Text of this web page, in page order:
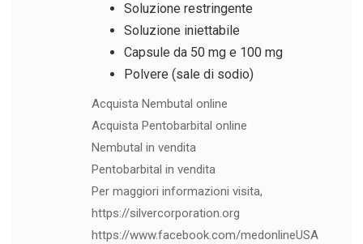
Soluzione restringente
Soluzione iniettabile
Capsule da 50 mg e 100 mg
Polvere (sale di sodio)
Acquista Nembutal online
Acquista Pentobarbital online
Nembutal in vendita
Pentobarbital in vendita
Per maggiori informazioni visita,
https://silvercorporation.org
https://www.facebook.com/medonlineUSA